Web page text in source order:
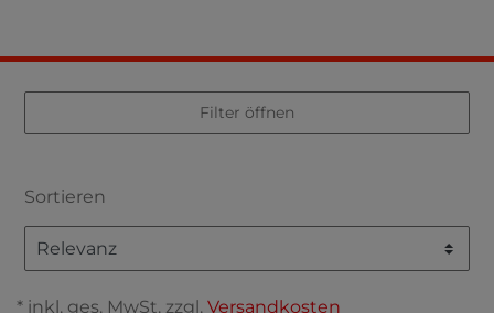
Filter öffnen
Sortieren
* inkl. ges. MwSt. zzgl. Versandkosten